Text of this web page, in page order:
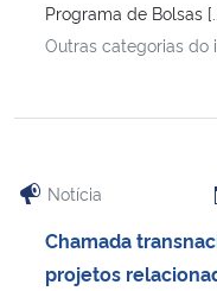
PlanaltoPrograma de Bolsas
Outras categorias do
Notícia
Chamada
projetos